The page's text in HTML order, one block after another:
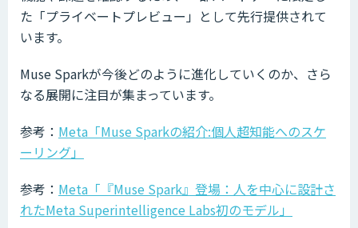
た「プライベートプレビュー」として先行提供されて
います。
Muse Sparkが今後どのように進化していくのか、さら
なる展開に注目が集まっています。
参考： Meta「Muse Sparkの紹介:個人超知能へのスケ
ーリング」
参考： Meta「『Muse Spark』登場：人を中心に設計さ
れたMeta Superintelligence Labs初のモデル」